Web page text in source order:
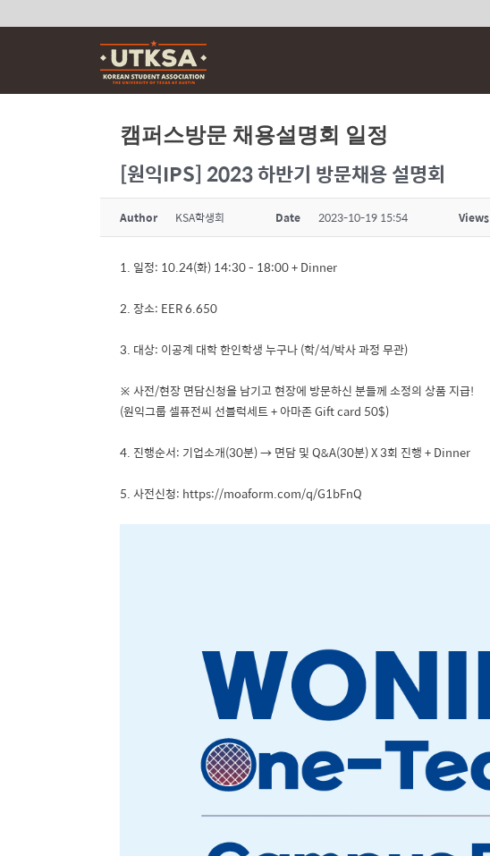
캠퍼스방문 채용설명회 일정
[원익IPS] 2023 하반기 방문채용 설명회
Author KSA학생회 Date 2023-10-19 15:54 Views
1. 일정: 10.24(화) 14:30 - 18:00 + Dinner
2. 장소: EER 6.650
3. 대상: 이공계 대학 한인학생 누구나 (학/석/박사 과정 무관)
※ 사전/현장 면담신청을 남기고 현장에 방문하신 분들께 소정의 상품 지급!
(원익그룹 셀퓨전씨 선블럭세트 + 아마존 Gift card 50$)
4. 진행순서: 기업소개(30분) → 면담 및 Q&A(30분) X 3회 진행 + Dinner
5. 사전신청: https://moaform.com/q/G1bFnQ